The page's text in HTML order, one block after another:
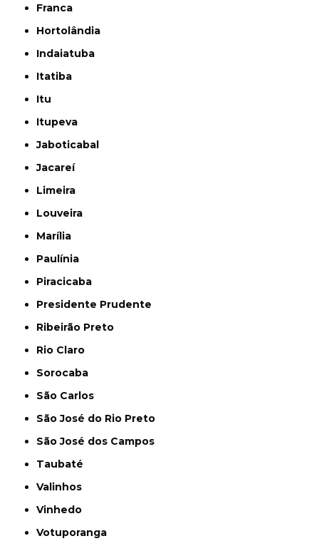
Franca
Hortolândia
Indaiatuba
Itatiba
Itu
Itupeva
Jaboticabal
Jacareí
Limeira
Louveira
Marília
Paulínia
Piracicaba
Presidente Prudente
Ribeirão Preto
Rio Claro
Sorocaba
São Carlos
São José do Rio Preto
São José dos Campos
Taubaté
Valinhos
Vinhedo
Votuporanga